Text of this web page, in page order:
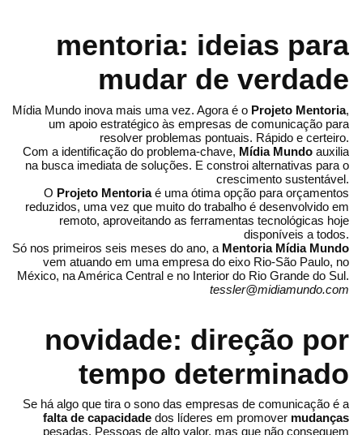
mentoria: ideias para
mudar de verdade
Mídia Mundo inova mais uma vez. Agora é o Projeto Mentoria,
um apoio estratégico às empresas de comunicação para
resolver problemas pontuais. Rápido e certeiro.
Com a identificação do problema-chave, Mídia Mundo auxilia
na busca imediata de soluções. E constroi alternativas para o
crescimento sustentável.
O Projeto Mentoriaé uma ótima opção para orçamentos
reduzidos, uma vez que muito do trabalho é desenvolvido em
remoto, aproveitando as ferramentas tecnológicas hoje
disponíveis a todos.
Só nos primeiros seis meses do ano, a Mentoria Mídia Mundo
vem atuando em uma empresa do eixo Rio-São Paulo, no
México, na América Central e no Interior do Rio Grande do Sul.
tessler@midiamundo.com
novidade: direção por
tempo determinado
Se há algo que tira o sono das empresas de comunicação é a
falta de capacidade dos líderes em promover mudanças
pesadas. Pessoas de alto valor, mas que não conseguem